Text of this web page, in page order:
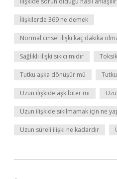
İlişkilerde 369 ne demek
Normal cinsel ilişki kaç dakika
Sağlıklı ilişki sıkıcı mıdır
Tutku aşka dönüşür mü
Uzun ilişkide aşk biter mi
Uzun ilişkide sıkılmamak için ne
Uzun süreli ilişki ne kadardır